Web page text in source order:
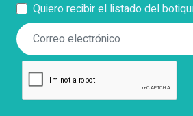
Quiero recibir el listado del
*Describe tu problema con el